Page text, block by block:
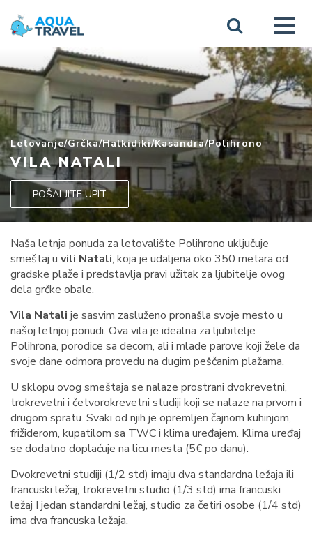
Letovanje/Grčka/Halkidiki/Kasandra/Polihrono
VILA NATALI
POŠALJITE UPIT
Naša letnja ponuda za letovalište Polihrono uključuje
smeštaj u vili Natali, koja je udaljena oko 350 metara od
gradske plaže i predstavlja pravi užitak za ljubitelje ovog
dela grčke obale.
Vila Natali je sasvim zasluženo pronašla svoje mesto u
našoj letnjoj ponudi. Ova vila je idealna za ljubitelje
Polihrona, porodice sa decom, ali i mlade parove koji žele da
svoje dane odmora provedu na dugim peščanim plažama.
U sklopu ovog smeštaja se nalaze prostrani dvokrevetni,
trokrevetni i četvorokrevetni studiji koji se nalaze na prvom i
drugom spratu. Svaki od njih je opremljen čajnom kuhinjom,
frižiderom, kupatilom sa TWC i klima uređajem. Klima uređaj
se dodatno doplaćuje na licu mesta (5€ po danu).
Dvokrevetni studiji (1/2 std) imaju dva standardna ležaja ili
francuski ležaj, trokrevetni studio (1/3 std) ima francuski
ležaj I jedan standardni ležaj, studio za četiri osobe (1/4 std)
ima dva francuska ležaja.